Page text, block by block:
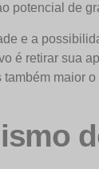
potencial de
e a
é retirar sua
maior